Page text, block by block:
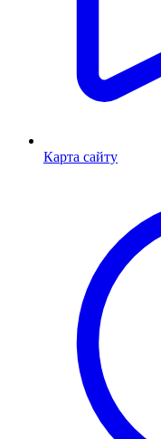
Карта сайту